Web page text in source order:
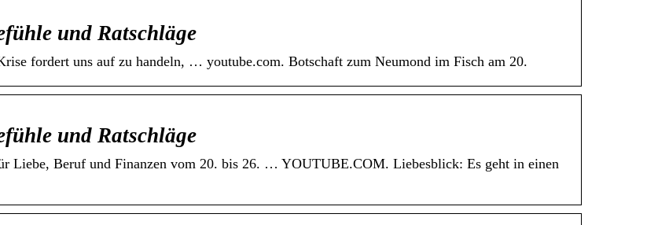
und Ratschläge
fordert uns auf zu handeln, … youtube.com. Botschaft zum Neumond im Fisch am 20.
und Ratschläge
Beruf und Finanzen vom 20. bis 26. … YOUTUBE.COM. Liebesblick: Es geht in einen